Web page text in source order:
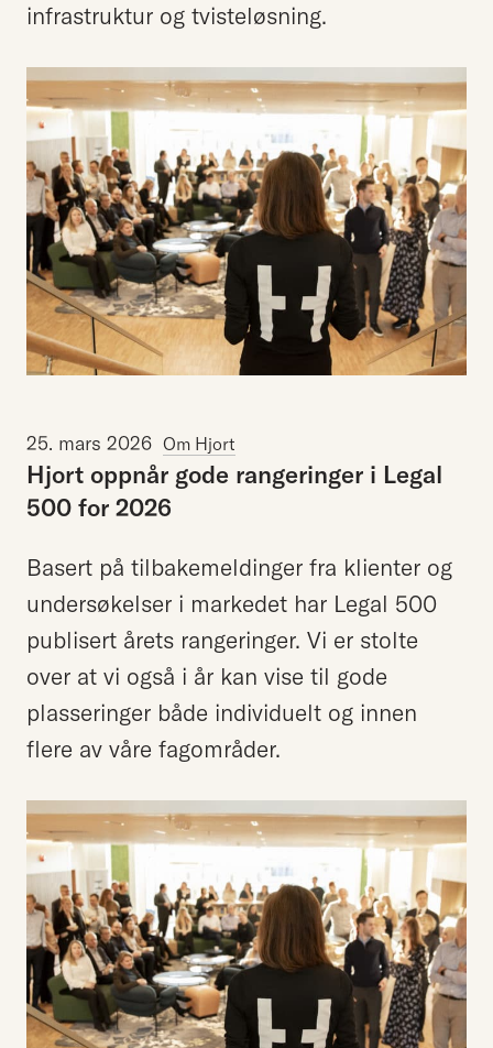
infrastruktur og tvisteløsning.
25. mars 2026 Om Hjort
Hjort oppnår gode rangeringer i Legal
500 for 2026
Basert på tilbakemeldinger fra klienter og
undersøkelser i markedet har Legal 500
publisert årets rangeringer. Vi er stolte
over at vi også i år kan vise til gode
plasseringer både individuelt og innen
flere av våre fagområder.